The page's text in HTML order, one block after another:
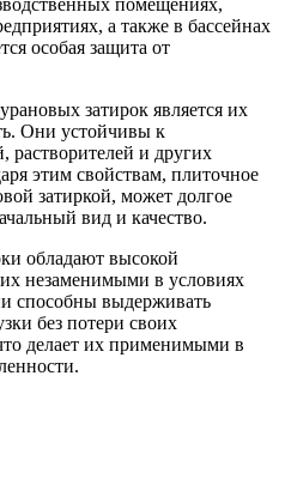
а также в бассейнах
особая защита от
затирок является их
Они устойчивы к
растворителей и других
этим свойствам, плиточное
затиркой, может долгое
вид и качество.
обладают высокой
незаменимыми в условиях
способны выдерживать
без потери своих
делает их применимыми в